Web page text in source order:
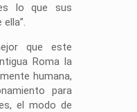
lo que sus
que este
Roma la
humana,
para
el modo de